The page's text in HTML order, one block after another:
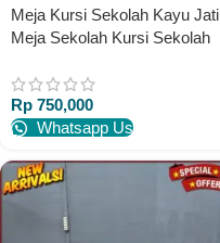
Meja Kursi Sekolah Kayu Jati
Meja Sekolah Kursi Sekolah
Rp 750,000
Whatsapp Us